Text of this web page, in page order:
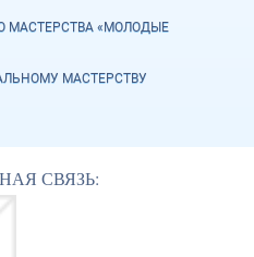
МАСТЕРСТВА «МОЛОДЫЕ
МАСТЕРСТВУ
СВЯЗЬ: